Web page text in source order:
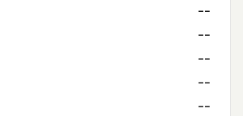
--
--
--
--
--